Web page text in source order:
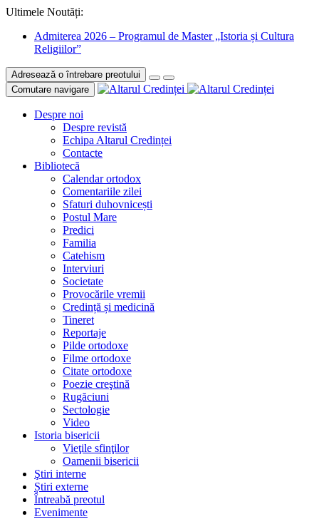
Ultimele Noutăți:
Admiterea 2026 – Programul de Master „Istoria și Cultura
Religiilor”
Adresează o întrebare preotului
Comutare navigare
Despre noi
Despre revistă
Echipa Altarul Credinței
Contacte
Bibliotecă
Calendar ortodox
Comentariile zilei
Sfaturi duhovnicești
Postul Mare
Predici
Familia
Catehism
Interviuri
Societate
Provocările vremii
Credință și medicină
Tineret
Reportaje
Pilde ortodoxe
Filme ortodoxe
Citate ortodoxe
Poezie creştină
Rugăciuni
Sectologie
Video
Istoria bisericii
Vieţile sfinţilor
Oamenii bisericii
Ştiri interne
Știri externe
Întreabă preotul
Evenimente